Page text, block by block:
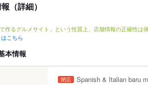
（詳細）
で作るグルメサイト」という性質上、店舗情報の正確性は
こちら
本情報
閉店 Spanish & Italian baru